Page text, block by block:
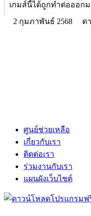
เกมส์นี้ได้ถูกทำต่อออก
2 กุมภาพันธ์ 2568
ด
ศูนย์ช่วยเหลือ
เกี่ยวกับเรา
ติดต่อเรา
ร่วมงานกับเรา
แผนผังเว็บไซต์